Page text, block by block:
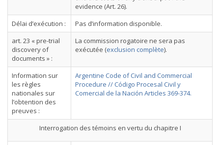
evidence (Art. 26).
Délai d’exécution :
Pas d’information disponible.
art. 23 « pre-trial
discovery of
documents » :
La commission rogatoire ne sera pas
exécutée (exclusion complète).
Information sur
les règles
nationales sur
l’obtention des
preuves :
Argentine Code of Civil and Commercial
Procedure // Código Procesal Civil y
Comercial de la Nación Articles 369-374.
Interrogation des témoins en vertu du chapitre I